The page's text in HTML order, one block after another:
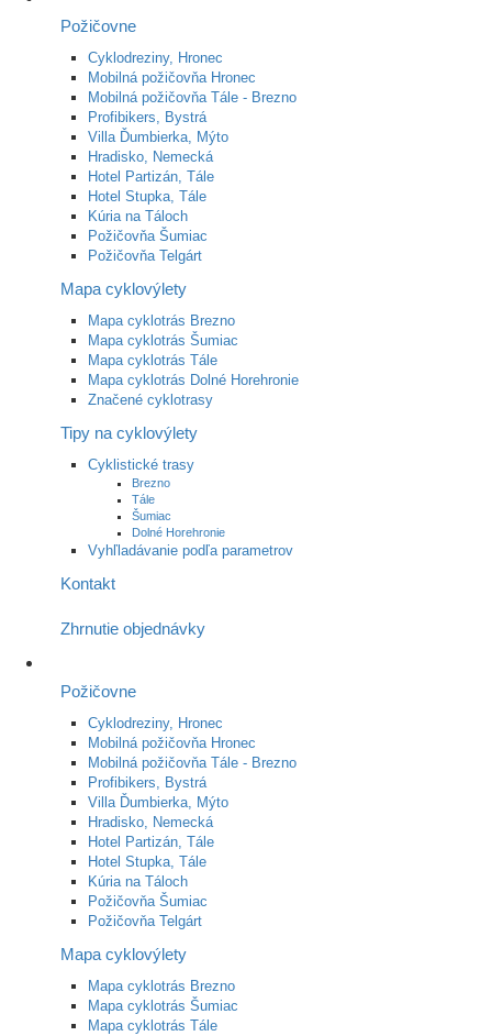
Požičovne
Cyklodreziny, Hronec
Mobilná požičovňa Hronec
Mobilná požičovňa Tále - Brezno
Profibikers, Bystrá
Villa Ďumbierka, Mýto
Hradisko, Nemecká
Hotel Partizán, Tále
Hotel Stupka, Tále
Kúria na Táloch
Požičovňa Šumiac
Požičovňa Telgárt
Mapa cyklovýlety
Mapa cyklotrás Brezno
Mapa cyklotrás Šumiac
Mapa cyklotrás Tále
Mapa cyklotrás Dolné Horehronie
Značené cyklotrasy
Tipy na cyklovýlety
Cyklistické trasy
Brezno
Tále
Šumiac
Dolné Horehronie
Vyhľladávanie podľa parametrov
Kontakt
Zhrnutie objednávky
Požičovne
Cyklodreziny, Hronec
Mobilná požičovňa Hronec
Mobilná požičovňa Tále - Brezno
Profibikers, Bystrá
Villa Ďumbierka, Mýto
Hradisko, Nemecká
Hotel Partizán, Tále
Hotel Stupka, Tále
Kúria na Táloch
Požičovňa Šumiac
Požičovňa Telgárt
Mapa cyklovýlety
Mapa cyklotrás Brezno
Mapa cyklotrás Šumiac
Mapa cyklotrás Tále